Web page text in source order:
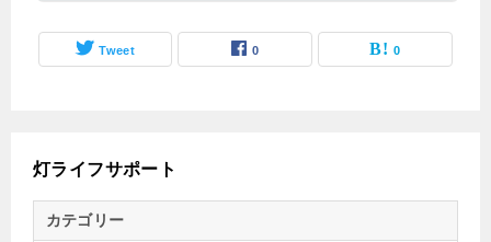
Tweet 0 0
灯ライフサポート
カテゴリー